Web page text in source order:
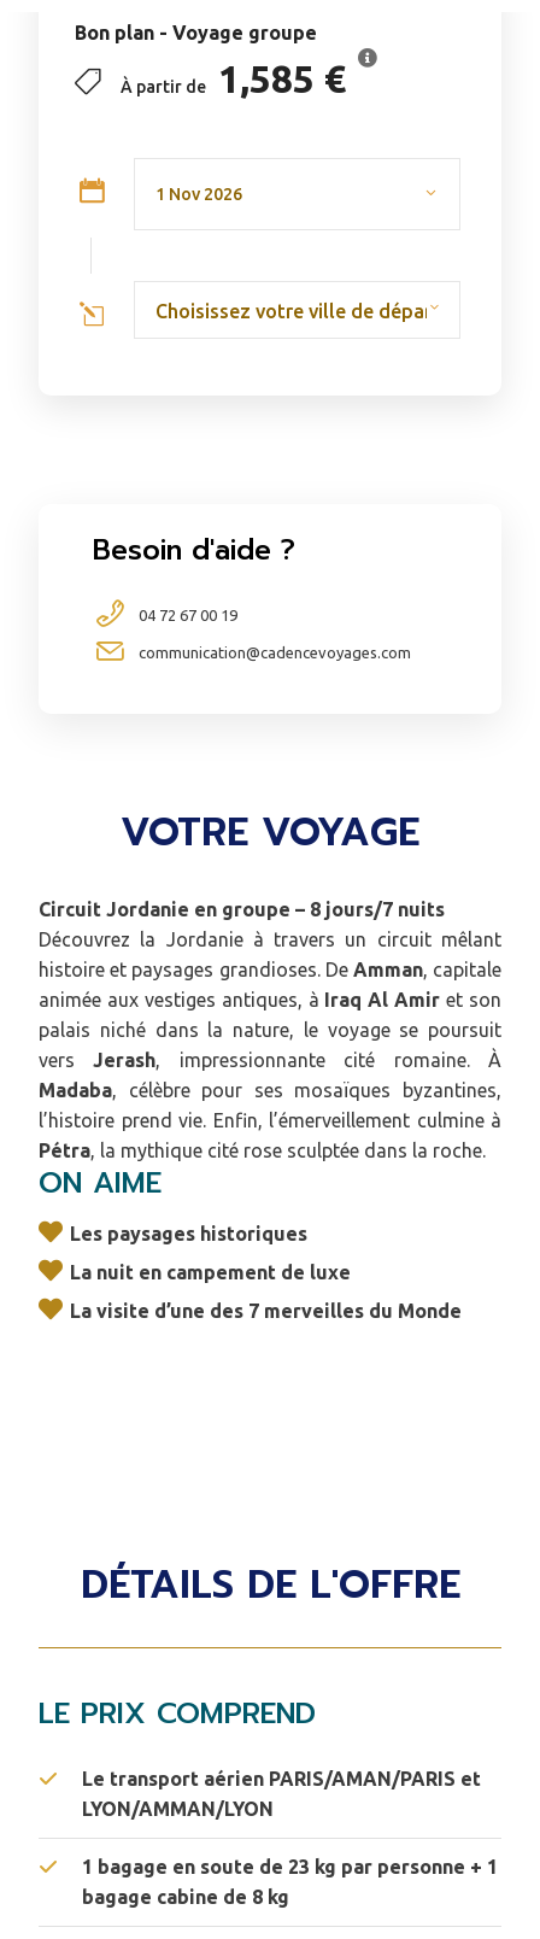
VOTRE VOYAGE
Circuit Jordanie en groupe – 8 jours/7 nuits
Découvrez la Jordanie à travers un circuit mêlant
histoire et paysages grandioses. De Amman, capitale
animée aux vestiges antiques, à Iraq Al Amir et son
palais niché dans la nature, le voyage se poursuit
versJerash, impressionnante cité romaine. À
Madaba, célèbre pour ses mosaïques byzantines,
l’histoire prend vie. Enfin, l’émerveillement culmine à
Pétra, la mythique cité rose sculptée dans la roche.
ON AIME
Les paysages historiques
La nuit en campement de luxe
La visite d’une des 7 merveilles du Monde
DÉTAILS DE L'OFFRE
LE PRIX COMPREND
Le transport aérien PARIS/AMAN/PARIS et
LYON/AMMAN/LYON
1 bagage en soute de 23 kg par personne + 1
bagage cabine de 8 kg
Bon plan - Voyage groupe
À partir de 1,585 €
Choisissez votre ville de départ
Besoin d'aide ?
04 72 67 00 19
communication@cadencevoyages.com